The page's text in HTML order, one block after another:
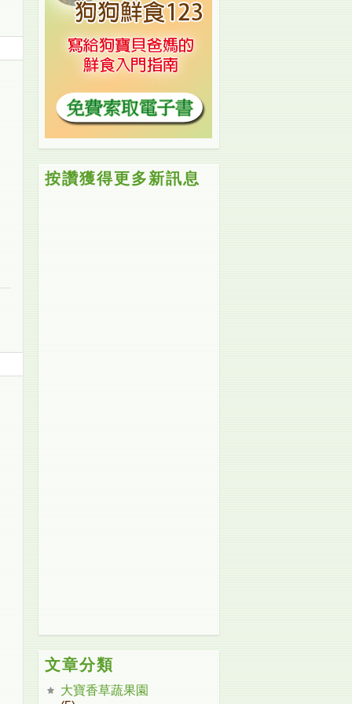
按讚獲得更多新訊息
文章分類
大寶香草蔬果園